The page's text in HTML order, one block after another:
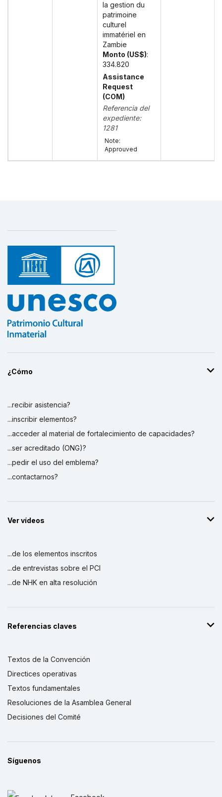
la gestion du
patrimoine
culturel
immatériel en
Zambie
Monto (US$):
334.820
Assistance
Request
(COM)
Referencia del
expediente:
1281
Note:
Approuved
¿Cómo
...recibir asistencia?
...inscribir elementos?
...acceder al material de fortalecimiento de capacidades?
...ser acreditado (ONG)?
...pedir el uso del emblema?
...contactarnos?
Ver vídeos
...de los elementos inscritos
...de entrevistas sobre el PCI
...de NHK en alta resolución
Referencias claves
Textos de la Convención
Directices operativas
Textos fundamentales
Resoluciones de la Asamblea General
Decisiones del Comité
Síguenos